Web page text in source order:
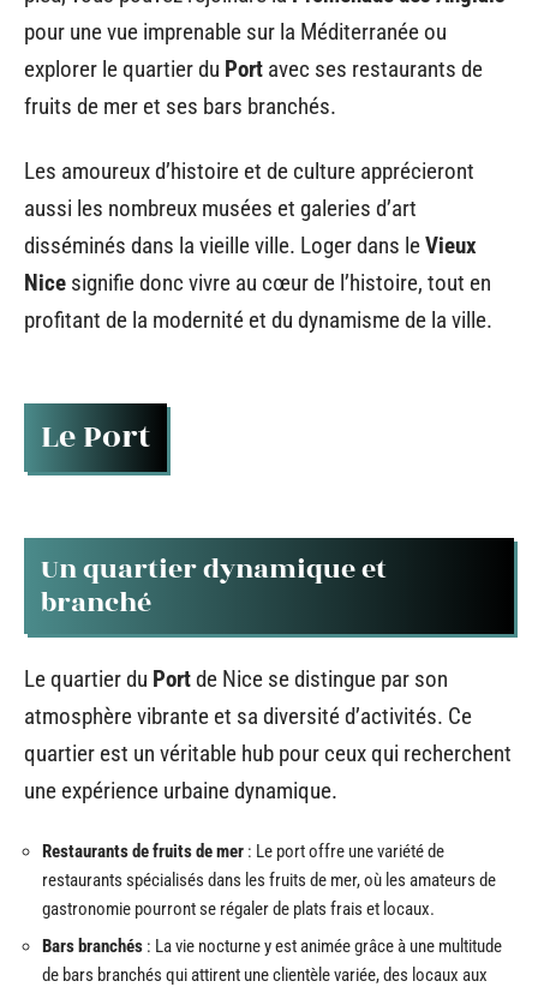
pour une vue imprenable sur la Méditerranée ou
explorer le quartier du Port avec ses restaurants de
fruits de mer et ses bars branchés.
Les amoureux d’histoire et de culture apprécieront
aussi les nombreux musées et galeries d’art
disséminés dans la vieille ville. Loger dans leVieux
Nice signifie donc vivre au cœur de l’histoire, tout en
profitant de la modernité et du dynamisme de la ville.
Le Port
Un quartier dynamique et
branché
Le quartier du Portde Nice se distingue par son
atmosphère vibrante et sa diversité d’activités. Ce
quartier est un véritable hub pour ceux qui recherchent
une expérience urbaine dynamique.
Restaurants de fruits de mer : Le port offre une variété de
restaurants spécialisés dans les fruits de mer, où les amateurs de
gastronomie pourront se régaler de plats frais et locaux.
Bars branchés : La vie nocturne y est animée grâce à une multitude
de bars branchés qui attirent une clientèle variée, des locaux aux